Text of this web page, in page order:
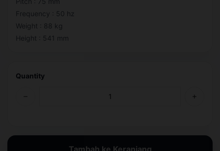
Frequency : 50 hz
Weight : 88 kg
Height : 541 mm
Quantity
Tambah ke Keranjang